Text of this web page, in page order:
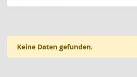
Keine Daten gefunden.